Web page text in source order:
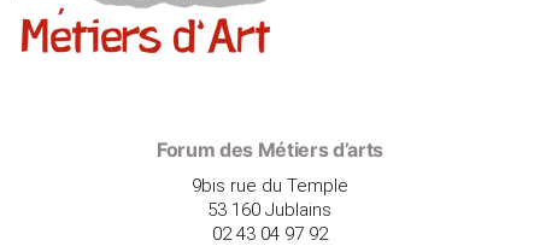
Forum des Métiers d’arts
9bis rue du Temple
53 160 Jublains
02 43 04 97 92